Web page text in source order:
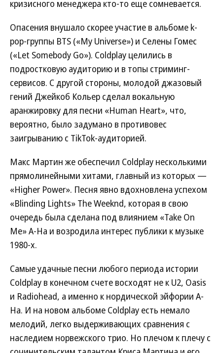
кризисного менеджера кто-то еще сомневается.
Опасения внушало скорее участие в альбоме k-
pop-группы BTS («My Universe») и Селены Гомес
(«Let Somebody Go»). Coldplay целились в
подростковую аудиторию и в топы стриминг-
сервисов. C другой стороны, молодой джазовый
гений Джейкоб Кольер сделал вокальную
аранжировку для песни «Human Heart», что,
вероятно, было задумано в противовес
заигрыванию с TikTok-аудиторией.
Макс Мартин же обеспечил Coldplay несколькими
прямолинейными хитами, главный из которых —
«Higher Power». Песня явно вдохновлена успехом
«Blinding Lights» The Weeknd, которая в свою
очередь была сделана под влиянием «Take On
Me» A-Ha и возродила интерес публики к музыке
1980-х.
Самые удачные песни любого периода истории
Coldplay в конечном счете восходят не к U2, Oasis
и Radiohead, а именно к нордической эйфории A-
Ha. И на новом альбоме Coldplay есть немало
мелодий, легко выдерживающих сравнения с
наследием норвежского трио. Но плечом к плечу с